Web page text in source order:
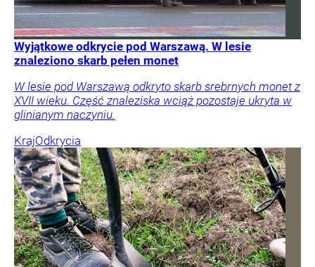
Wyjątkowe odkrycie pod Warszawą. W lesie
znaleziono skarb pełen monet
W lesie pod Warszawą odkryto skarb srebrnych monet z
XVII wieku. Część znaleziska wciąż pozostaje ukryta w
glinianym naczyniu.
KrajOdkrycia